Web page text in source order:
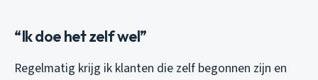
“Ik doe het zelf wel”
Regelmatig krijg ik klanten die zelf begonnen zijn en